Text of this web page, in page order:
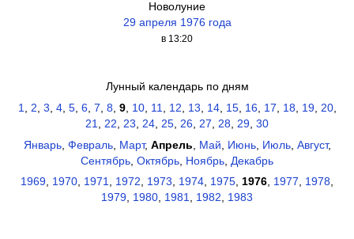
Новолуние
29 апреля 1976 года
в 13:20
Лунный календарь по дням
1
2 3 4, 5, 6, 7 8 9, 10, 11 12 13 14, 15, 16, 17 18 19, 20,
21
22 23 24 25 26 27 28 29 30
Январь, Февраль, Март, Апрель Май Июнь, Июль, Август,
Сентябрь Октябрь Ноябрь Декабрь
1969, 1970, 1971, 1972, 1973, 1974, 1975, 1976, 1977, 1978,
1979, 1980, 1981, 1982, 1983